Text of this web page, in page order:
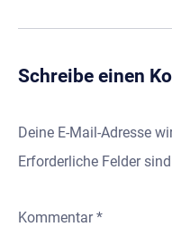
Schreibe einen
Deine E-Mail-Adresse
Erforderliche Felder
Kommentar*